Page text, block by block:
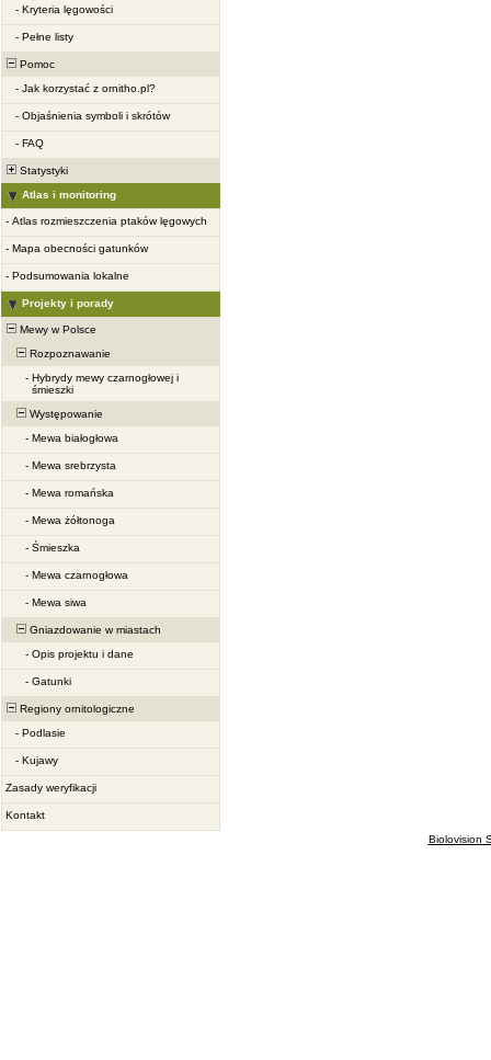
- Kryteria lęgowości
- Pełne listy
Pomoc
- Jak korzystać z ornitho.pl?
- Objaśnienia symboli i skrótów
- FAQ
Statystyki
Atlas i monitoring
- Atlas rozmieszczenia ptaków lęgowych
- Mapa obecności gatunków
- Podsumowania lokalne
Projekty i porady
Mewy w Polsce
Rozpoznawanie
- Hybrydy mewy czarnogłowej i
śmieszki
Występowanie
- Mewa białogłowa
- Mewa srebrzysta
- Mewa romańska
- Mewa żółtonoga
- Śmieszka
- Mewa czarnogłowa
- Mewa siwa
Gniazdowanie w miastach
- Opis projektu i dane
- Gatunki
Regiony ornitologiczne
- Podlasie
- Kujawy
Zasady weryfikacji
Kontakt
Biolovision